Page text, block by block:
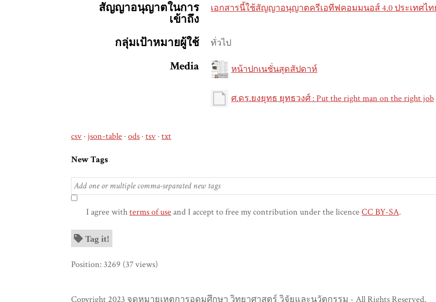
สัญญาอนุญาตในการ
เข้าถึง
เอกสารนี้ใช้สัญญาอนุญาตครีเอทีฟคอมมนอส์ 4.0 ประเทศไท
กลุ่มเป้าหมายผู้ใช้ ทั่วไป
Media หน้าปกเนชั่นสุดสัปดาห์
ศ.ดร.ยงยุทธ ยุทธวงศ์ : Put the right man on the right job
csv json-table ods tsv txt
New Tags
I agree withterms of use and I accept to free my contribution under the licence CC BY-SA.
Tag it!
Position: 3269 (37views)
Copyright 2023 จดหมายเหตุการอุดมศึกษา วิทยาศาสตร์ วิจัยและนวัตกรรม - All Rights Reserved.